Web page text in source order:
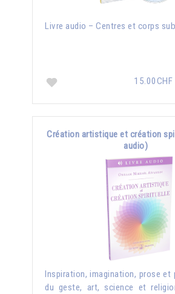
Livre audio – Centres et corps
15.00CHF
Création artistique et création
audio)
Inspiration, imagination, prose et
du geste, art, science et